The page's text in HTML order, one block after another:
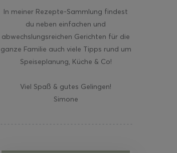
In meiner Rezepte-Sammlung findest
du neben einfachen und
abwechslungsreichen Gerichten für die
ganze Familie auch viele Tipps rund um
Speiseplanung, Küche & Co!
Viel Spaß & gutes Gelingen!
Simone